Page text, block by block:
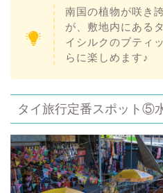
南国の植物が咲き
が、敷地内にある
イシルクのブティ
らに楽しめます♪
タイ旅行定番スポット⑤